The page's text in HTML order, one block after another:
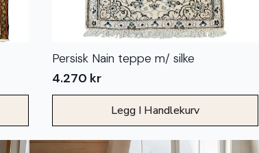
Persisk Nain teppe m/ silke
4.270 kr
Legg I Handlekurv